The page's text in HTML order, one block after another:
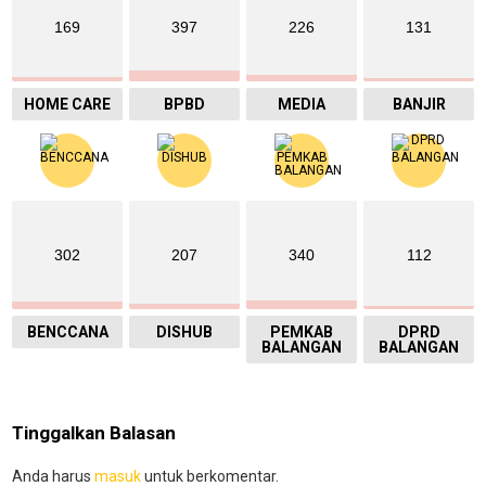
169
HOME CARE
397
BPBD
226
MEDIA
131
BANJIR
302
BENCCANA
207
DISHUB
340
PEMKAB
BALANGAN
112
DPRD
BALANGAN
Tinggalkan Balasan
Anda harus masukuntuk berkomentar.